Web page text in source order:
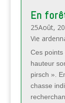
En
25Août,
Vie
Ces
hauteur
pirsch ».
chasse